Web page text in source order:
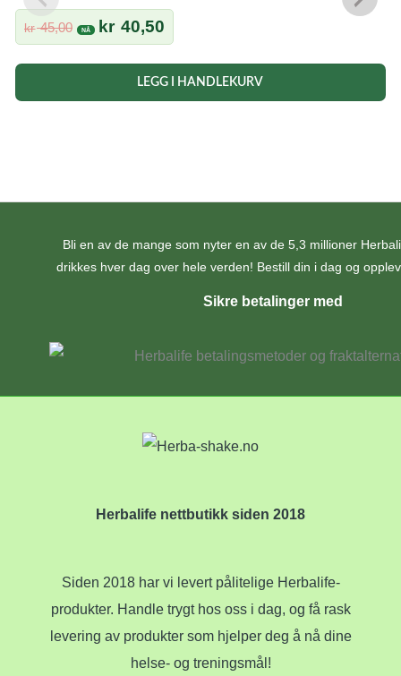
kr45,00 Opprinnelig
pris
var:
kr 45,00.
kr 40,50
pris
er:
kr 40,50.
LEGG I HANDLEKURV
Bli en av de mange som nyter en av de 5,3 millioner
drikkes hver dag over hele verden! Bestill din i dag og
Sikre betalinger med
Herbalife nettbutikk siden 2018
Siden 2018 har vi levert pålitelige Herbalife-
produkter. Handle trygt hos oss i dag, og få rask
levering av produkter som hjelper deg å nå dine
helse- og treningsmål!